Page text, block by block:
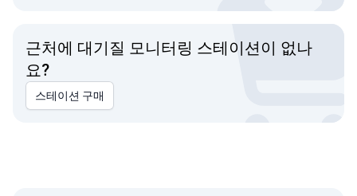
근처에 대기질 모니터링 스테이션이 없나
요?
스테이션 구매